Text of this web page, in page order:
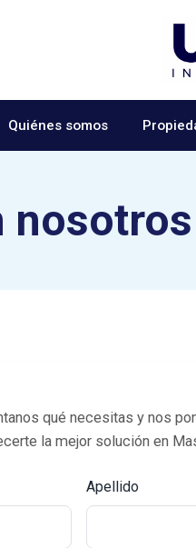
Quiénes somos
nosotros
qué necesitas y nos
la mejor solución en
Apellido